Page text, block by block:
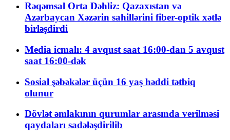
Rəqəmsal Orta Dəhliz: Qazaxıstan və
Azərbaycan Xəzərin sahillərini fiber-optik xətlə
birləşdirdi
Media icmalı: 4 avqust saat 16:00-dan 5 avqust
saat 16:00-dək
Sosial şəbəkələr üçün 16 yaş həddi tətbiq
olunur
Dövlət əmlakının qurumlar arasında verilməsi
qaydaları sadələşdirilib